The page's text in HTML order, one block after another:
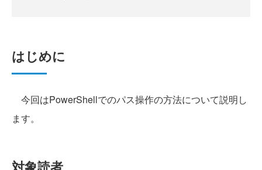
はじめに
今回はPowerShellでのパス操作の方法について説明し
ます。